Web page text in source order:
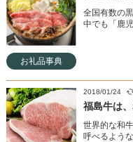
全国有数の
中でも「鹿
お礼品事典
2018/01/24
世界的な和
呼べるよう